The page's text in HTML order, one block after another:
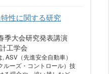
性に関する研究
季大会研究発表講演
工学会
ASV（先進安全自動車）
ルーズ・コントロール）技